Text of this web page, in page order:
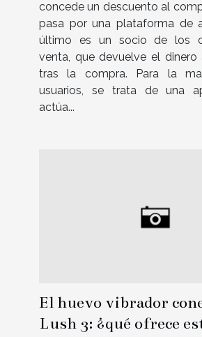
concede un descuento al
pasa por una plataforma de
último es un socio de los
venta, que devuelve el
tras la compra. Para la
usuarios, se trata de una
actúa...
El huevo vibrador
Lush 3: ¿qué ofrece